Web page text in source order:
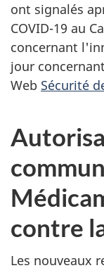
ont signalés
COVID-19 au
concernant
jour
Web Sécurité
contre
Les nouveaux